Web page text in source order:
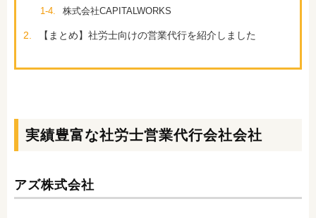
1-4.
株式会社CAPITALWORKS
2. 【まとめ】社労士向けの営業代行を紹介しました
実績豊富な社労士営業代行会社会社
アズ株式会社